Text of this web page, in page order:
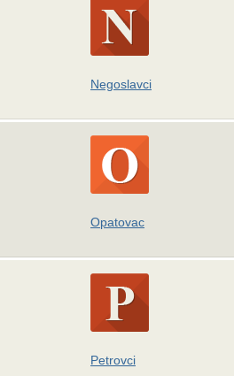
Negoslavci
Opatovac
Petrovci